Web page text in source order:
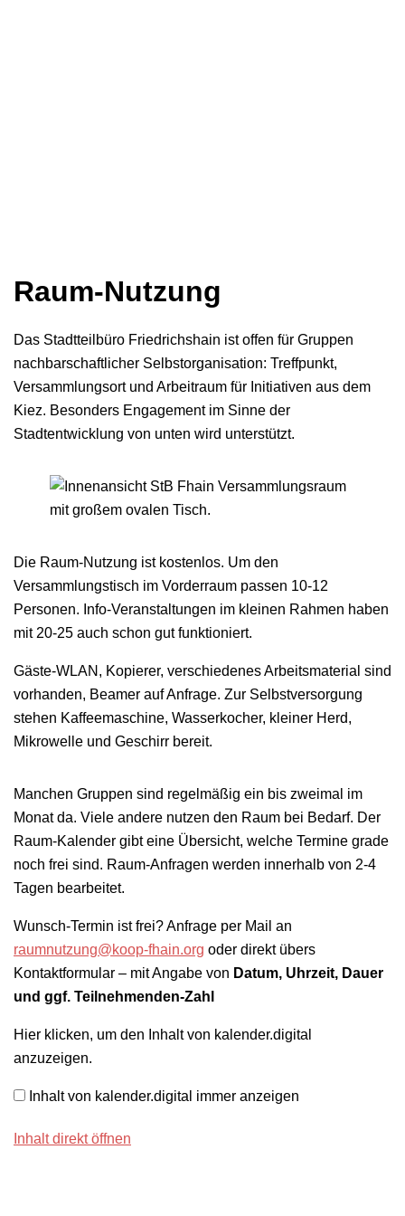
Raum-Nutzung
Das Stadtteilbüro Friedrichshain ist offen für Gruppen
nachbarschaftlicher Selbstorganisation: Treffpunkt,
Versammlungsort und Arbeitraum für Initiativen aus dem
Kiez. Besonders Engagement im Sinne der
Stadtentwicklung von unten wird unterstützt.
Die Raum-Nutzung ist kostenlos. Um den
Versammlungstisch im Vorderraum passen 10-12
Personen. Info-Veranstaltungen im kleinen Rahmen haben
mit 20-25 auch schon gut funktioniert.
Gäste-WLAN, Kopierer, verschiedenes Arbeitsmaterial sind
vorhanden, Beamer auf Anfrage. Zur Selbstversorgung
stehen Kaffeemaschine, Wasserkocher, kleiner Herd,
Mikrowelle und Geschirr bereit.
Manchen Gruppen sind regelmäßig ein bis zweimal im
Monat da. Viele andere nutzen den Raum bei Bedarf. Der
Raum-Kalender gibt eine Übersicht, welche Termine grade
noch frei sind. Raum-Anfragen werden innerhalb von 2-4
Tagen bearbeitet.
Wunsch-Termin ist frei? Anfrage per Mail an
raumnutzung@koop-fhain.org oder direkt übers
Kontaktformular – mit Angabe von Datum, Uhrzeit, Dauer
und ggf. Teilnehmenden-Zahl
INHALT
VON
KALENDER.DIGITAL
Hier klicken, um den Inhalt von kalender.digital
anzuzeigen.
Inhalt von kalender.digital immer anzeigen
Inhalt direkt öffnen